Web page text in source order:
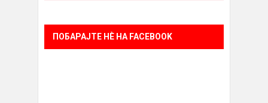
ПОБАРАЈТЕ НÈ НА FACEBOOK